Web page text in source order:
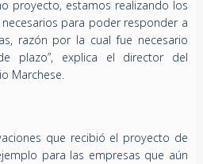
proyecto, estamos realizando los
para poder responder a
razón por la cual fue necesario
plazo”, explica el director del
Marchese.
que recibió el proyecto de
para las empresas que aún